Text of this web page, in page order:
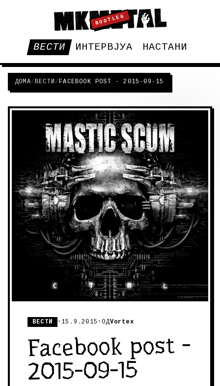
BOOTLEG
ВЕСТИ ИНТЕРВЈУА НАСТАНИ
ДОМА/ВЕСТИ /FACEBOOK POST - 2015-09-15
ВЕСТИ • 15.9.2015 •ОДVortex
Facebook post -
2015-09-15